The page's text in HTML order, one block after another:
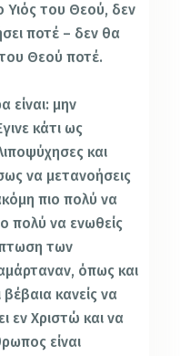
Υιός του Θεού, δεν
ποτέ – δεν θα
Θεού ποτέ.
είναι: μην
κάτι ως
και
να μετανοήσεις
πιο πολύ να
πολύ να ενωθείς
των
όπως και
βέβαια κανείς να
εν Χριστώ και να
είναι